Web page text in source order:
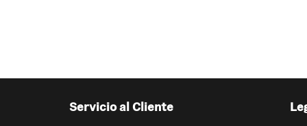
Servicio al Cliente